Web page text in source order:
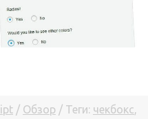
/ Обзор / Теги: чекбокс,